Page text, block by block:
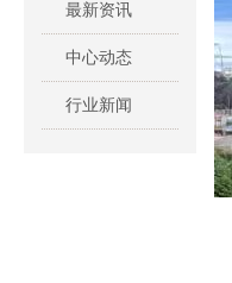
最新资讯
中心动态
行业新闻